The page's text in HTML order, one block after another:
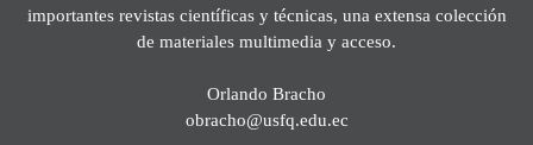
importantes revistas científicas y técnicas, una extensa colección
de materiales multimedia y acceso.
Orlando Bracho
obracho@usfq.edu.ec